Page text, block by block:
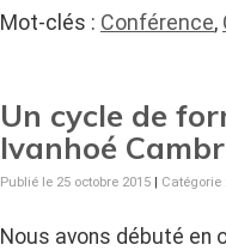
Mot-clés : Conférence,
Un cycle de
Ivanhoé
Publié le 25 octobre 2015 | Catégorie :
Nous avons débuté en